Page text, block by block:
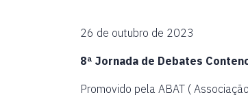
26 de outubro de 2023
8ª Jornada de Debates
Promovido pela ABAT (